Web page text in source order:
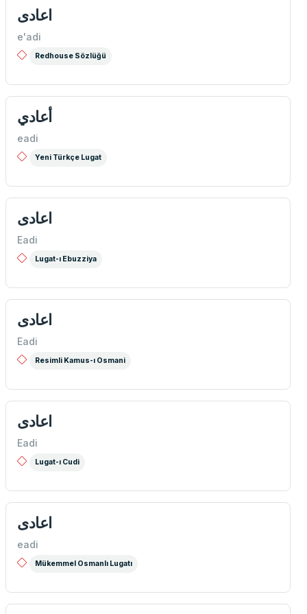
اعادی
e'adi
Redhouse Sözlüğü
أعادي
eadi
Yeni Türkçe Lugat
اعادی
Eadi
Lugat-ı Ebuzziya
اعادی
Eadi
Resimli Kamus-ı Osmani
اعادی
Eadi
Lugat-ı Cudi
اعادی
eadi
Mükemmel Osmanlı Lugatı